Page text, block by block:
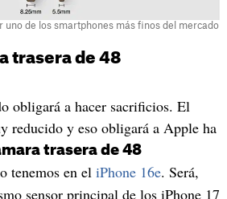
uno de los smartphones más finos del mercado
trasera de 48
obligará a hacer sacrificios. El
reducido y eso obligará a Apple ha
trasera de 48
tenemos en el iPhone 16e. Será,
sensor principal de los iPhone 17